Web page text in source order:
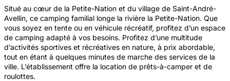
Situé au cœur de la Petite-Nation et du village de Saint-André-
Avellin, ce camping familial longe la rivière la Petite-Nation. Que
vous soyez en tente ou en véhicule récréatif, profitez d’un espace
de camping adapté à vos besoins. Profitez d’une multitude
d’activités sportives et récréatives en nature, à prix abordable,
tout en étant à quelques minutes de marche des services de la
ville. L’établissement offre la location de prêts-à-camper et de
roulottes.